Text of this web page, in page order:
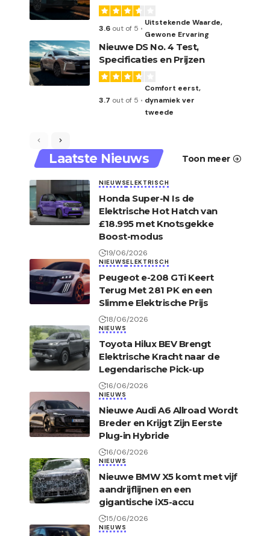
3.6 out of 5
Uitstekende Waarde,
Gewone Ervaring
Nieuwe DS No. 4 Test,
Specificaties en Prijzen
3.7 out of 5
Comfort eerst,
dynamiek ver
tweede
Laatste Nieuws Toon meer
NIEUWSELEKTRISCH
Honda Super-N Is de
Elektrische Hot Hatch van
£18.995 met Knotsgekke
Boost-modus
19/06/2026
NIEUWSELEKTRISCH
Peugeot e-208 GTi Keert
Terug Met 281 PK en een
Slimme Elektrische Prijs
18/06/2026
NIEUWS
Toyota Hilux BEV Brengt
Elektrische Kracht naar de
Legendarische Pick-up
16/06/2026
NIEUWS
Nieuwe Audi A6 Allroad Wordt
Breder en Krijgt Zijn Eerste
Plug-in Hybride
16/06/2026
NIEUWS
Nieuwe BMW X5 komt met vijf
aandrijflijnen en een
gigantische iX5-accu
15/06/2026
NIEUWS